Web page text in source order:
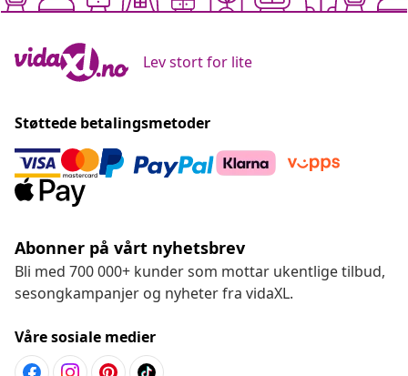
Lev stort for lite
Støttede betalingsmetoder
Abonner på vårt nyhetsbrev
Bli med 700 000+ kunder som mottar ukentlige tilbud,
sesongkampanjer og nyheter fra vidaXL.
Våre sosiale medier